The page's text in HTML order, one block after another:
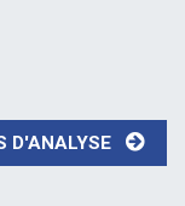
D'ANALYSE